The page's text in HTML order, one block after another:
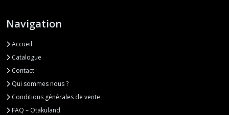
Navigation
Accueil
Catalogue
Contact
Qui sommes nous ?
Conditions générales de vente
FAQ – Otakuland